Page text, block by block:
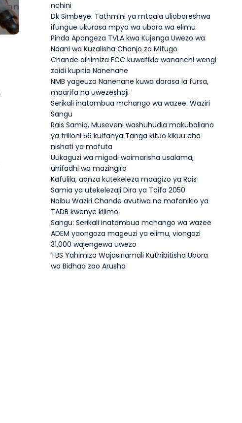
nchini
Dk Simbeye: Tathmini ya mtaala ulioboreshwa
ifungue ukurasa mpya wa ubora wa elimu
Pinda Apongeza TVLA kwa Kujenga Uwezo wa
Ndani wa Kuzalisha Chanjo za Mifugo
Chande aihimiza FCC kuwafikia wananchi wengi
zaidi kupitia Nanenane
NMB yageuza Nanenane kuwa darasa la fursa,
maarifa na uwezeshaji
Serikali inatambua mchango wa wazee: Waziri
Sangu
Rais Samia, Museveni washuhudia makubaliano
ya trilioni 56 kuifanya Tanga kituo kikuu cha
nishati ya mafuta
Uukaguzi wa migodi waimarisha usalama,
uhifadhi wa mazingira
Kafulila, aanza kutekeleza maagizo ya Rais
Samia ya utekelezaji Dira ya Taifa 2050
Naibu Waziri Chande avutiwa na mafanikio ya
TADB kwenye kilimo
Sangu: Serikali inatambua mchango wa wazee
ADEM yaongoza mageuzi ya elimu, viongozi
31,000 wajengewa uwezo
TBS Yahimiza Wajasiriamali Kuthibitisha Ubora
wa Bidhaa zao Arusha